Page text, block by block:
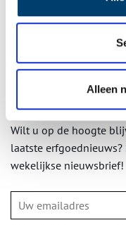
Alleen
Publicatiedatum: 16/
Ontvang de
Wilt u op de hoogte
laatste
wekelijkse nieuwsbrief!